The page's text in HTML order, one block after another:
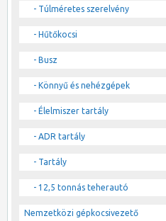
- Túlméretes szerelvény
- Hűtőkocsi
- Busz
- Könnyű és nehézgépek
- Élelmiszer tartály
- ADR tartály
- Tartály
- 12,5 tonnás teherautó
Nemzetközi gépkocsivezető